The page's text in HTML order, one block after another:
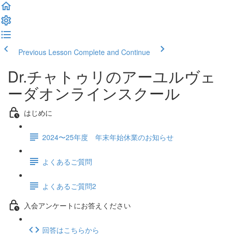
Previous Lesson Complete and Continue
Dr.チャトゥリのアーユルヴェ
ーダオンラインスクール
はじめに
2024〜25年度 年末年始休業のお知らせ
よくあるご質問
よくあるご質問2
入会アンケートにお答えください
回答はこちらから